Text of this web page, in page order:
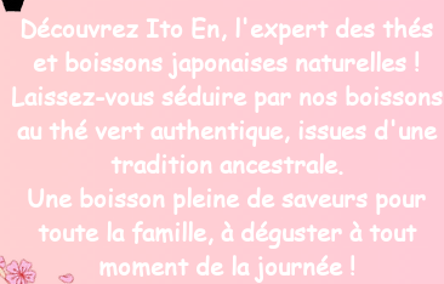
Découvrez Ito En, l'expert des thés
et boissons japonaises naturelles !
Laissez-vous séduire par nos boissons
au thé vert authentique, issues d'une
tradition ancestrale.
Une boisson pleine de saveurs pour
toute la famille, à déguster à tout
moment de la journée !